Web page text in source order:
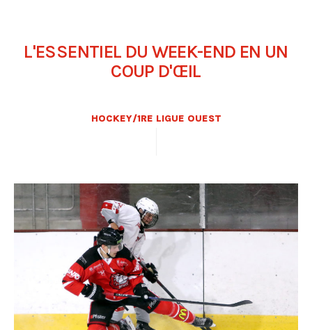
L'ESSENTIEL DU WEEK-END EN UN
COUP D'ŒIL
HOCKEY/1RE LIGUE OUEST